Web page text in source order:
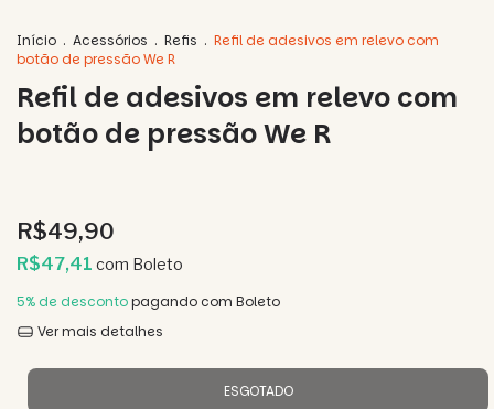
Início . Acessórios . Refis . Refil de adesivos em relevo com
botão de pressão We R
Refil de adesivos em relevo com
botão de pressão We R
R$49,90
R$47,41 com Boleto
5% de descontopagando com Boleto
Ver mais detalhes